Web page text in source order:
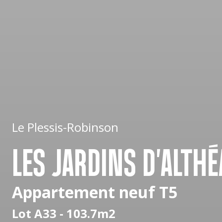
Le Plessis-Robinson
LES JARDINS
Appartement neuf T5
Lot A33 - 103.7m2